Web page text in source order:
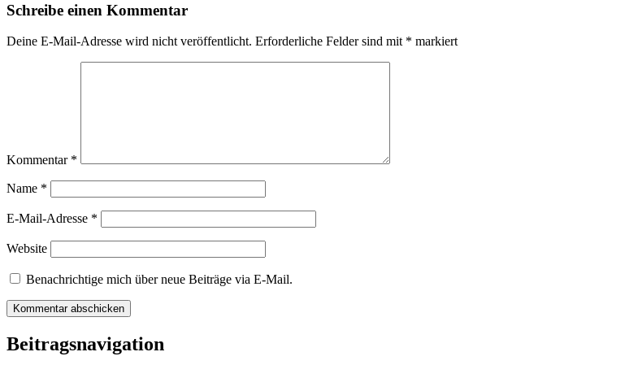
Schreibe einen Kommentar
Deine E-Mail-Adresse wird nicht veröffentlicht. Erforderliche Felder sind mit * markiert
Kommentar *
Name *
E-Mail-Adresse *
Website
Benachrichtige mich über neue Beiträge via E-Mail.
Beitragsnavigation